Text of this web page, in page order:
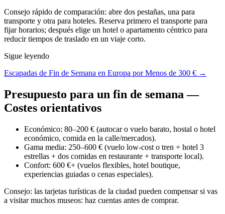
Consejo rápido de comparación: abre dos pestañas, una para
transporte y otra para hoteles. Reserva primero el transporte para
fijar horarios; después elige un hotel o apartamento céntrico para
reducir tiempos de traslado en un viaje corto.
Sigue leyendo
Escapadas de Fin de Semana en Europa por Menos de 300 € →
Presupuesto para un fin de semana —
Costes orientativos
Económico: 80–200 € (autocar o vuelo barato, hostal o hotel
económico, comida en la calle/mercados).
Gama media: 250–600 € (vuelo low-cost o tren + hotel 3
estrellas + dos comidas en restaurante + transporte local).
Confort: 600 €+ (vuelos flexibles, hotel boutique,
experiencias guiadas o cenas especiales).
Consejo: las tarjetas turísticas de la ciudad pueden compensar si vas
a visitar muchos museos: haz cuentas antes de comprar.